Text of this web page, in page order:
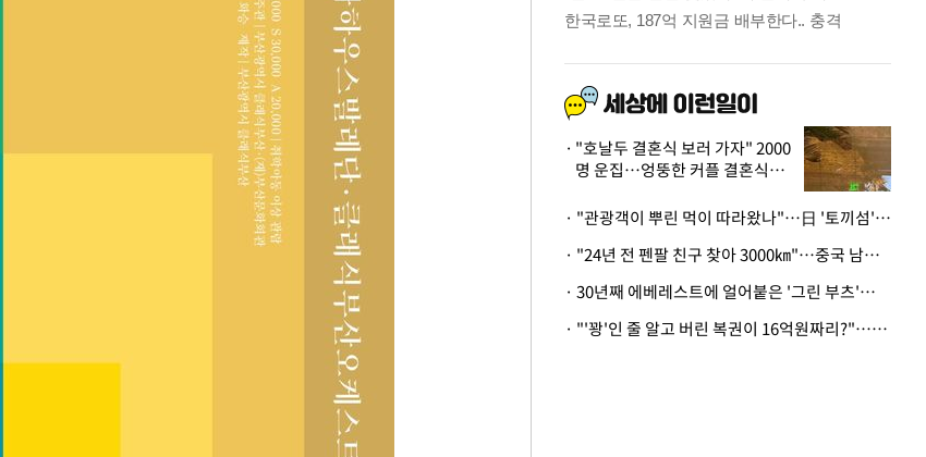
"호날두 결혼식 보러 가자" 2000
명 운집…엉뚱한 커플 결혼식에
· "관광객이 뿌린 먹이 따라왔나"…日 '토끼섬' 멧돼지, 토끼까지 사냥
· "24년 전 펜팔 친구 찾아 3000㎞"…중국 남성 사연에 '뭉클'
· 30년째 에베레스트에 얼어붙은 '그린 부츠'…드디어 가족 품으로
· "'꽝'인 줄 알고 버린 복권이 16억원짜리?"…극적으로 되찾은 사연